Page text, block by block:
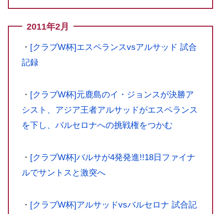
2011年2月
・ [クラブW杯]エスペランスvsアルサッド 試合
記録
・ [クラブW杯]元鹿島のイ・ジョンスが決勝ア
シスト、アジア王者アルサッドがエスペランス
を下し、バルセロナへの挑戦権をつかむ
・ [クラブW杯]バルサが4発発進!!18日ファイナ
ルでサントスと激突へ
・ [クラブW杯]アルサッドvsバルセロナ 試合記